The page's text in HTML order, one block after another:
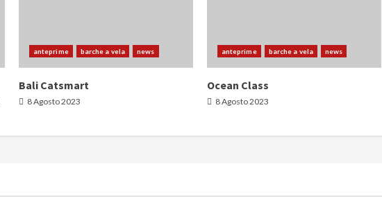
anteprime barche a vela news
Bali Catsmart
8 Agosto 2023
anteprime barche a vela news
Ocean Class
8 Agosto 2023